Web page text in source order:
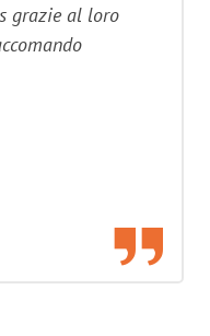
grazie al loro